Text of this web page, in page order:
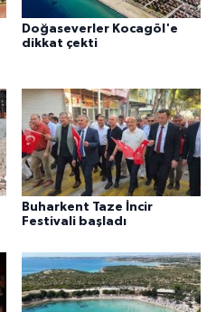
Doğaseverler Kocagöl'e
dikkat çekti
Buharkent Taze İncir
Festivali başladı